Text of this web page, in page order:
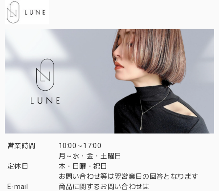
営業時間
10:00～17:00
月～水・金・土曜日
定休日
木・日曜・祝日
お問い合わせ等は翌営業日の回答となります
E-mail
商品に関するお問い合わせは